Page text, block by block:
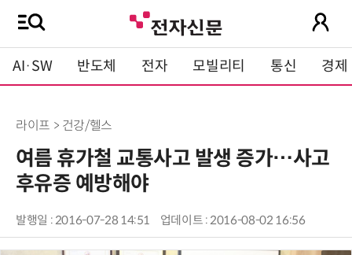
AI·SW 반도체 전자 모빌리티 통신 경제
라이프 > 건강/헬스
여름 휴가철 교통사고 발생 증가…사고
후유증 예방해야
발행일 : 2016-07-28 14:51 업데이트 : 2016-08-02 16:56